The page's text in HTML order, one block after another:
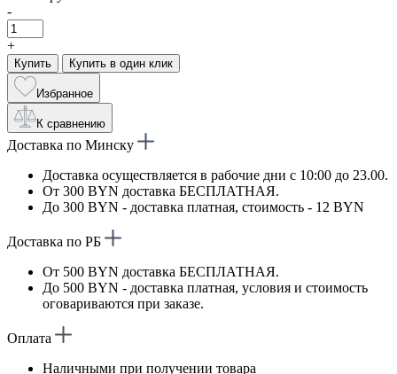
-
+
Купить Купить в один клик
Избранное
К сравнению
Доставка по Минску
Доставка осуществляется в рабочие дни с 10:00 до 23.00.
От 300 BYN доставка БЕСПЛАТНАЯ.
До 300 BYN - доставка платная, стоимость - 12 BYN
Доставка по РБ
От 500 BYN доставка БЕСПЛАТНАЯ.
До 500 BYN - доставка платная, условия и стоимость
оговариваются при заказе.
Оплата
Наличными при получении товара